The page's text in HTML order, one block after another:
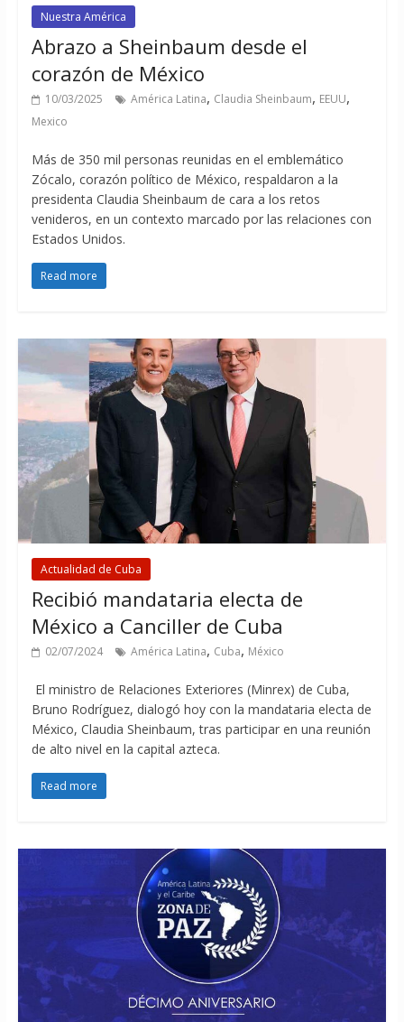
Nuestra América
Abrazo a Sheinbaum desde el
corazón de México
10/03/2025 América Latina, Claudia Sheinbaum, EEUU,
Mexico
Más de 350 mil personas reunidas en el emblemático
Zócalo, corazón político de México, respaldaron a la
presidenta Claudia Sheinbaum de cara a los retos
venideros, en un contexto marcado por las relaciones con
Estados Unidos.
Read more
Actualidad de Cuba
Recibió mandataria electa de
México a Canciller de Cuba
02/07/2024 América Latina, Cuba, México
El ministro de Relaciones Exteriores (Minrex) de Cuba,
Bruno Rodríguez, dialogó hoy con la mandataria electa de
México, Claudia Sheinbaum, tras participar en una reunión
de alto nivel en la capital azteca.
Read more